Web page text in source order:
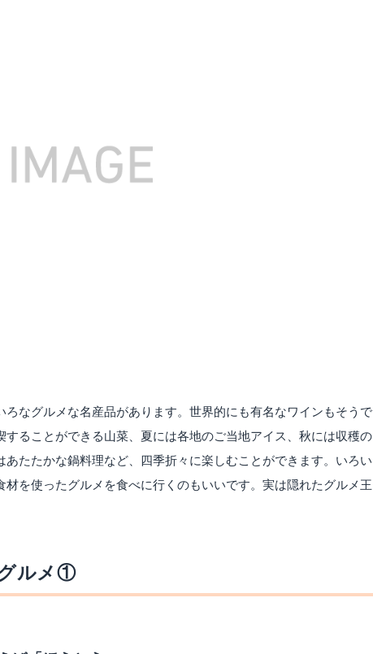
なグルメな名産品があります。世界的にも有名なワインもそうで
ることができる山菜、夏には各地のご当地アイス、秋には収穫の
たたかな鍋料理など、四季折々に楽しむことができます。いろい
を使ったグルメを食べに行くのもいいです。実は隠れたグルメ王
ルメ①